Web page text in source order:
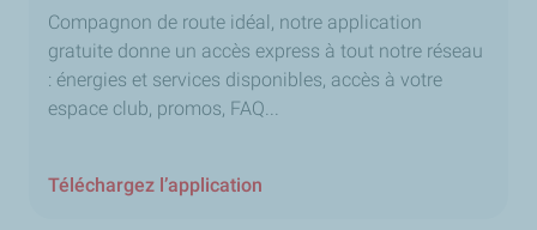
Compagnon de route idéal, notre application
gratuite donne un accès express à tout notre réseau
: énergies et services disponibles, accès à votre
espace club, promos, FAQ...
Téléchargez l’application